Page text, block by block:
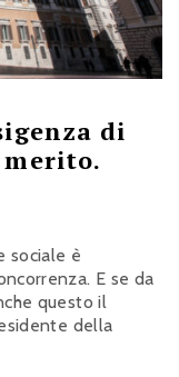
di
sociale è
E se da
questo il
della